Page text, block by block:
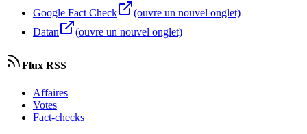
Google Fact Check
(ouvre un nouvel onglet)
Datan
(ouvre un nouvel onglet)
Flux RSS
Affaires
Votes
Fact-checks